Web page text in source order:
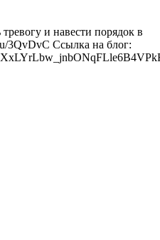
и навести порядок в
3QvDvC Ссылка на блог: